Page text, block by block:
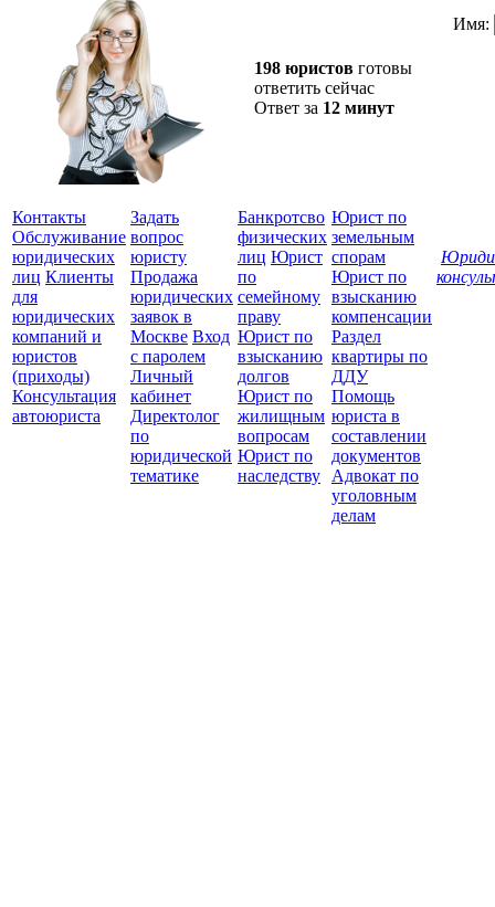
198 юристов готовы
ответить сейчас
Ответ за 12 минут
Имя:
Контакты
Обслуживание
юридических
лиц Клиенты
для
юридических
компаний и
юристов
(приходы)
Консультация
автоюриста
Задать
вопрос
юристу
Продажа
юридических
заявок в
Москве Вход
с паролем
Личный
кабинет
Директолог
по
юридической
тематике
Банкротсво
физических
лиц Юрист
по
семейному
праву
Юрист по
взысканию
долгов
Юрист по
жилищным
вопросам
Юрист по
наследству
Юрист по
земельным
спорам
Юрист по
взысканию
компенсации
Раздел
квартиры по
ДДУ
Помощь
юриста в
составлении
документов
Адвокат по
уголовным
делам